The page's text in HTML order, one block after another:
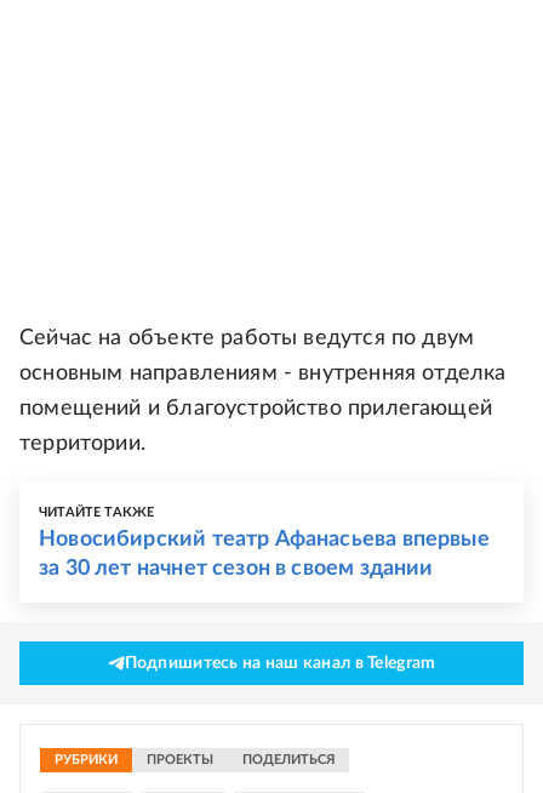
Сейчас на объекте работы ведутся по двум
основным направлениям - внутренняя отделка
помещений и благоустройство прилегающей
территории.
ЧИТАЙТЕ ТАКЖЕ
Новосибирский театр Афанасьева впервые
за 30 лет начнет сезон в своем здании
Подпишитесь на наш канал в Telegram
РУБРИКИ ПРОЕКТЫ ПОДЕЛИТЬСЯ